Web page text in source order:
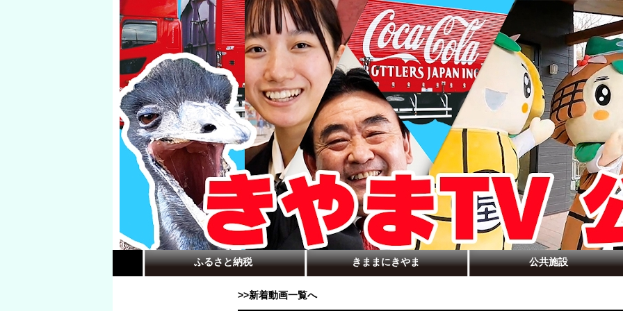
ふるさと納税 きままにきやま 公共施設
>>新着動画一覧へ